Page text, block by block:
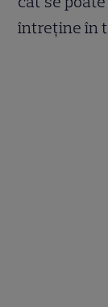
întreține în